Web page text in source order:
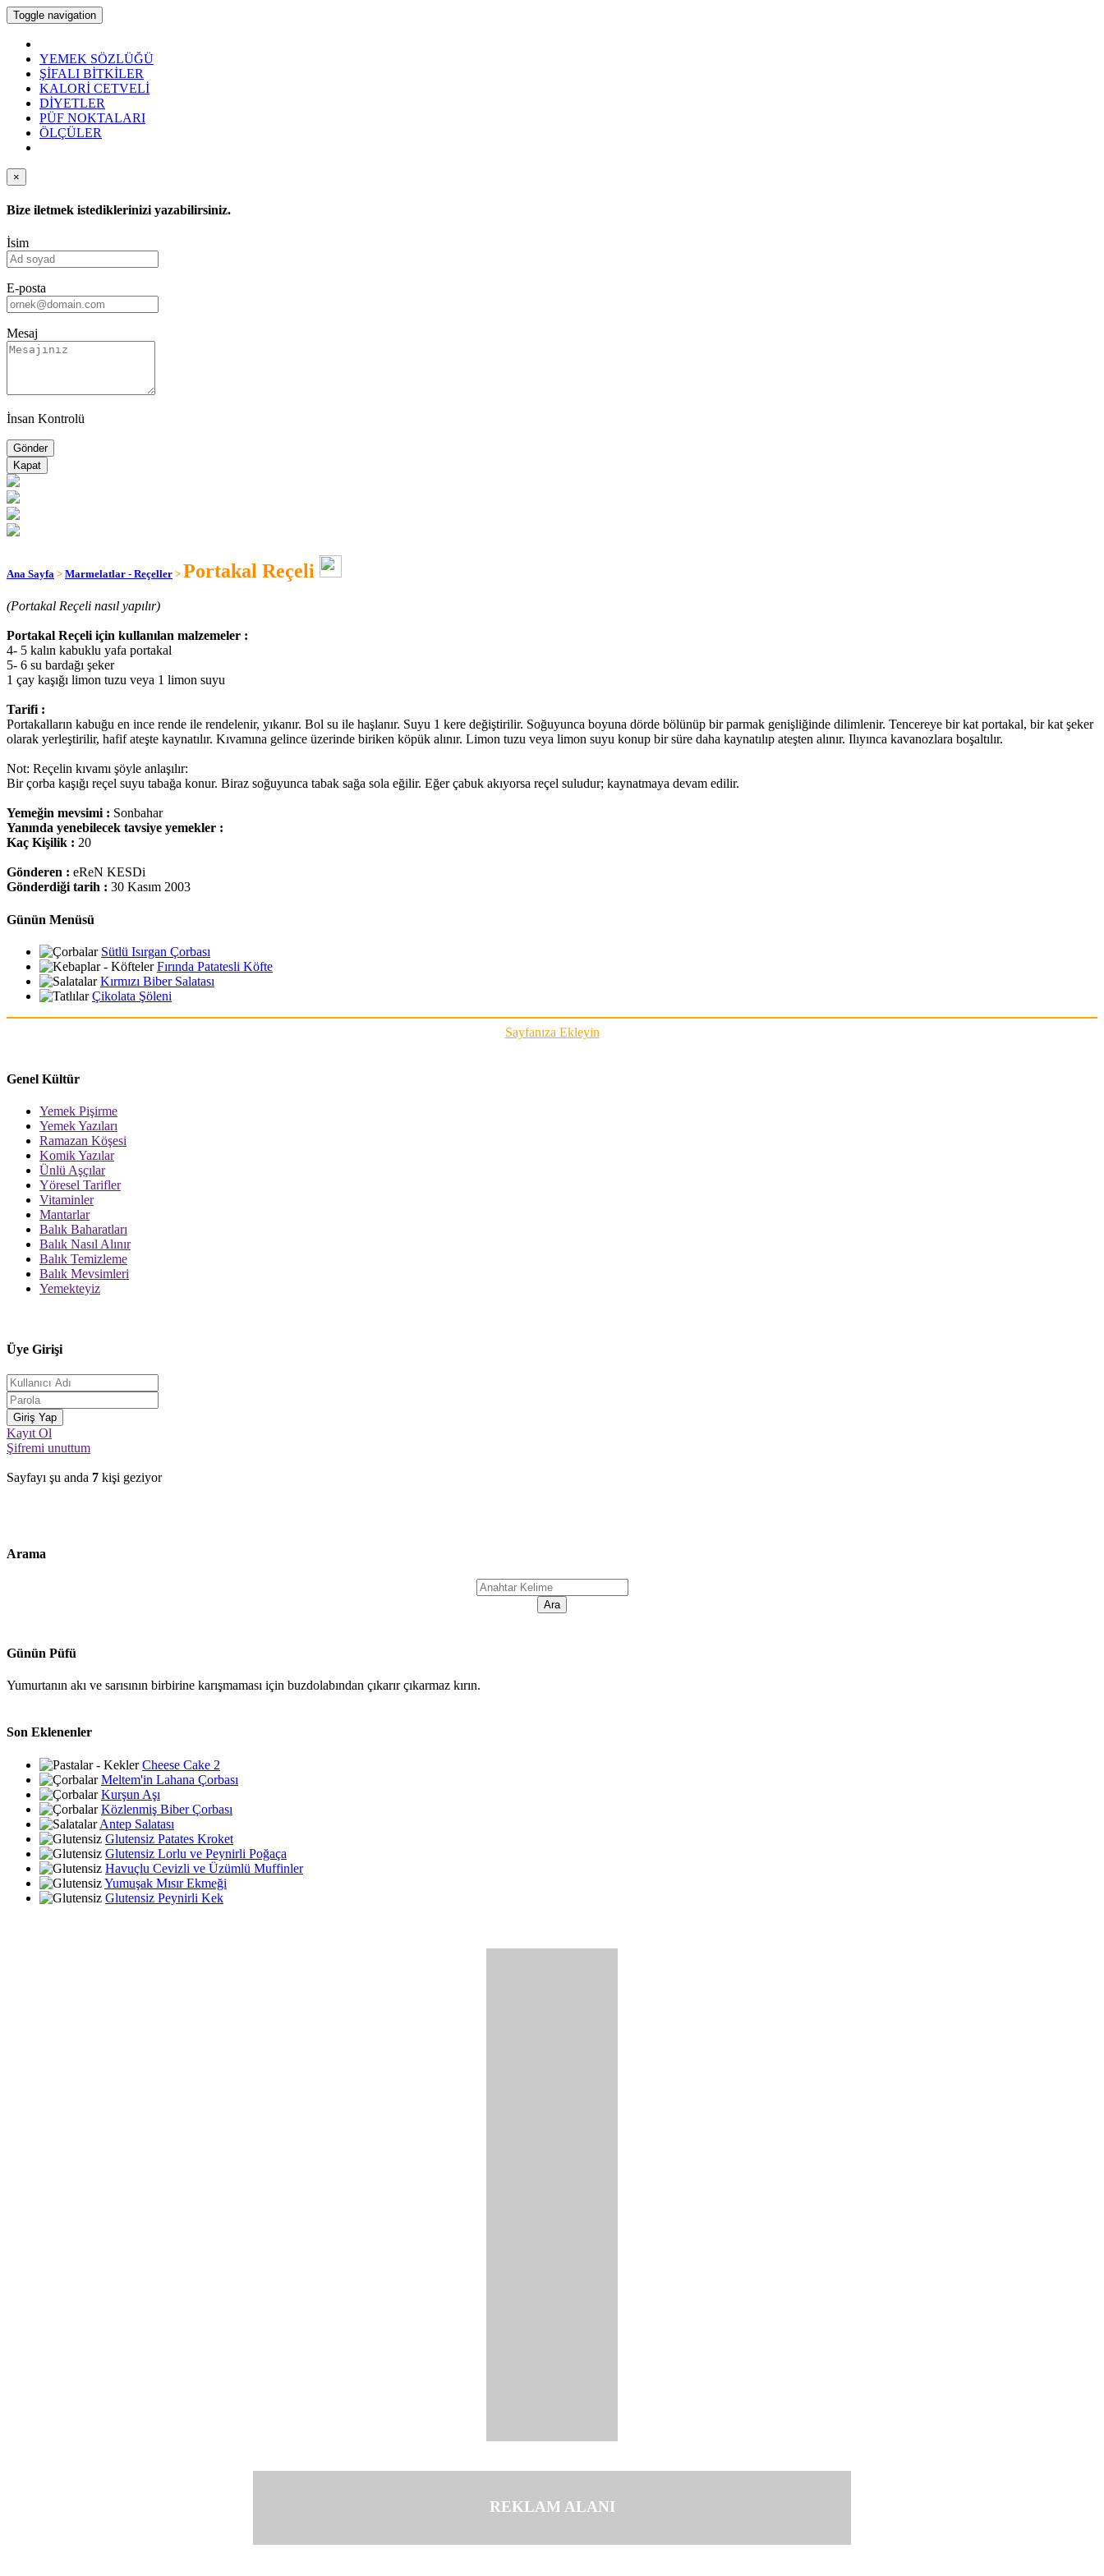
Toggle navigation
YEMEK SÖZLÜĞÜ
ŞİFALI BİTKİLER
KALORİ CETVELİ
DİYETLER
PÜF NOKTALARI
ÖLÇÜLER
×
Bize iletmek istediklerinizi yazabilirsiniz.
İsim
E-posta
Mesaj
İnsan Kontrolü
Kapat
Ana Sayfa > Marmelatlar - Reçeller > Portakal Reçeli
(Portakal Reçeli nasıl yapılır)
Portakal Reçeli için kullanılan malzemeler :
4- 5 kalın kabuklu yafa portakal
5- 6 su bardağı şeker
1 çay kaşığı limon tuzu veya 1 limon suyu
Tarifi :
Portakalların kabuğu en ince rende ile rendelenir, yıkanır. Bol su ile haşlanır. Suyu 1 kere değiştirilir. Soğuyunca boyuna dörde bölünüp bir parmak genişliğinde dilimlenir. Tencereye bir kat portakal, bir kat şeker
olarak yerleştirilir, hafif ateşte kaynatılır. Kıvamına gelince üzerinde biriken köpük alınır. Limon tuzu veya limon suyu konup bir süre daha kaynatılıp ateşten alınır. Ilıyınca kavanozlara boşaltılır.
Not: Reçelin kıvamı şöyle anlaşılır:
Bir çorba kaşığı reçel suyu tabağa konur. Biraz soğuyunca tabak sağa sola eğilir. Eğer çabuk akıyorsa reçel suludur; kaynatmaya devam edilir.
Yemeğin mevsimi : Sonbahar
Yanında yenebilecek tavsiye yemekler :
Kaç Kişilik : 20
Gönderen : eReN KESDi
Gönderdiği tarih : 30 Kasım 2003
Günün Menüsü
Sütlü Isırgan Çorbası
Fırında Patatesli Köfte
Kırmızı Biber Salatası
Çikolata Şöleni
Sayfanıza Ekleyin
Genel Kültür
Yemek Pişirme
Yemek Yazıları
Ramazan Köşesi
Komik Yazılar
Ünlü Aşçılar
Yöresel Tarifler
Vitaminler
Mantarlar
Balık Baharatları
Balık Nasıl Alınır
Balık Temizleme
Balık Mevsimleri
Yemekteyiz
Üye Girişi
Kayıt Ol
Şifremi unuttum
Sayfayı şu anda 7 kişi geziyor
Arama
Günün Püfü
Yumurtanın akı ve sarısının birbirine karışmaması için buzdolabından çıkarır çıkarmaz kırın.
Son Eklenenler
Cheese Cake 2
Meltem'in Lahana Çorbası
Kurşun Aşı
Közlenmiş Biber Çorbası
Antep Salatası
Glutensiz Patates Kroket
Glutensiz Lorlu ve Peynirli Poğaça
Havuçlu Cevizli ve Üzümlü Muffinler
Yumuşak Mısır Ekmeği
Glutensiz Peynirli Kek
REKLAM ALANI